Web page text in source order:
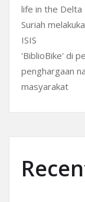
life in the Delta
Suriah
ISIS
'BiblioBike' di
penghargaan
masyarakat